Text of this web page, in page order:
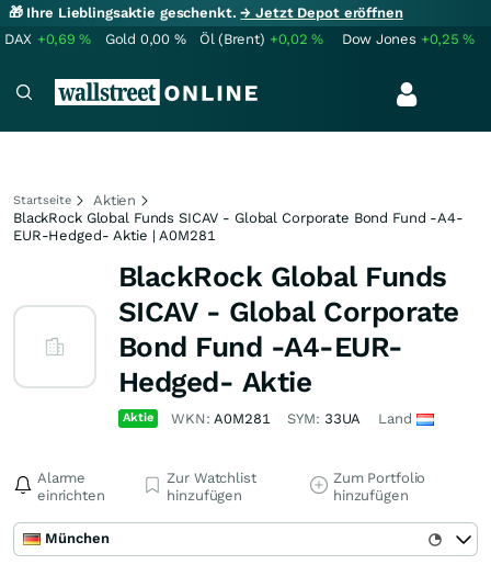
🎁 Ihre Lieblingsaktie geschenkt.→ Jetzt Depot eröffnen
DAX +0,69% Gold 0,00 % Öl (Brent) +0,02% Dow Jones +0,25%
Startseite
Aktien
BlackRock Global Funds SICAV - Global Corporate Bond Fund -A4-
EUR-Hedged- Aktie | A0M281
BlackRock Global Funds
SICAV - Global Corporate
Bond Fund -A4-EUR-
Hedged- Aktie
Aktie WKN:A0M281 SYM: 33UA Land
Alarme
einrichten
Zur Watchlist
hinzufügen
Zum Portfolio
hinzufügen
München